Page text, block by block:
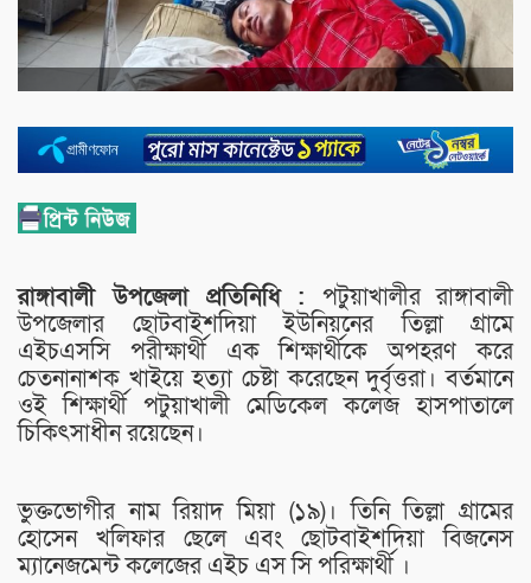
রাঙ্গাবালী উপজেলা প্রতিনিধি :পটুয়াখালীর রাঙ্গাবালী
উপজেলার ছোটবাইশদিয়া ইউনিয়নের তিল্লা গ্রামে
এইচএসসি পরীক্ষার্থী এক শিক্ষার্থীকে অপহরণ করে
চেতনানাশক খাইয়ে হত্যা চেষ্টা করেছেন দুর্বৃত্তরা। বর্তমানে
ওই শিক্ষার্থী পটুয়াখালী মেডিকেল কলেজ হাসপাতালে
চিকিৎসাধীন রয়েছেন।
ভুক্তভোগীর নাম রিয়াদ মিয়া (১৯)। তিনি তিল্লা গ্রামের
হোসেন খলিফার ছেলে এবং ছোটবাইশদিয়া বিজনেস
ম্যানেজমেন্ট কলেজের এইচ এস সি পরিক্ষার্থী ।